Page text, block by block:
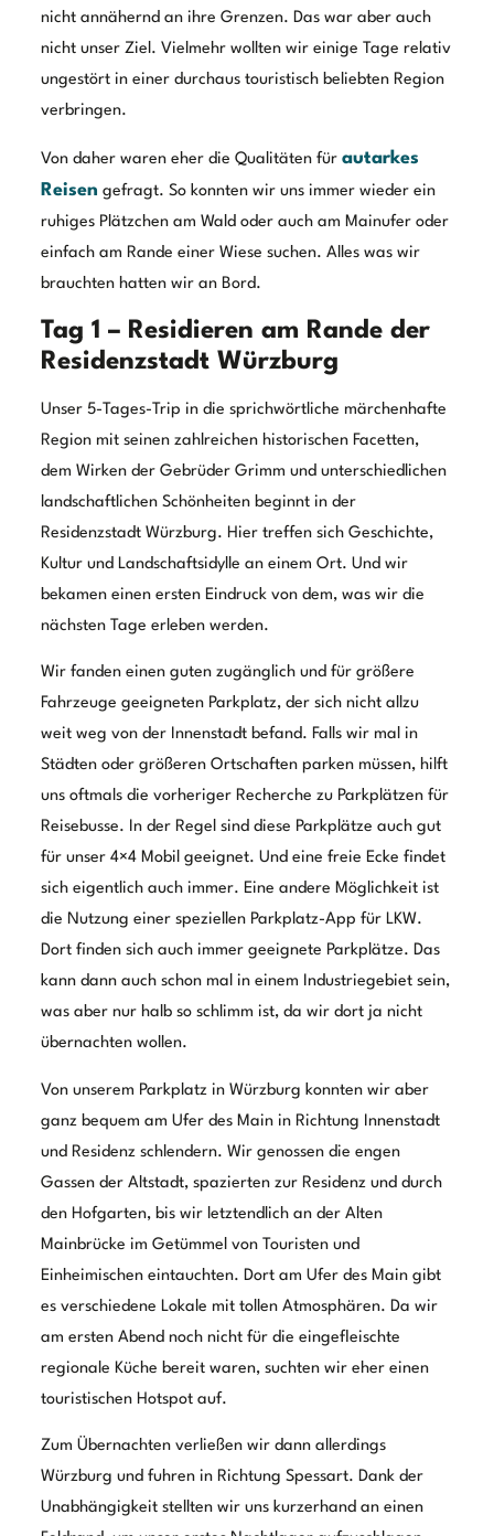
nicht annähernd an ihre Grenzen. Das war aber auch
nicht unser Ziel. Vielmehr wollten wir einige Tage relativ
ungestört in einer durchaus touristisch beliebten Region
verbringen.
Von daher waren eher die Qualitäten für autarkes
Reisen gefragt. So konnten wir uns immer wieder ein
ruhiges Plätzchen am Wald oder auch am Mainufer oder
einfach am Rande einer Wiese suchen. Alles was wir
brauchten hatten wir an Bord.
Tag 1 – Residieren am Rande der
Residenzstadt Würzburg
Unser 5-Tages-Trip in die sprichwörtliche märchenhafte
Region mit seinen zahlreichen historischen Facetten,
dem Wirken der Gebrüder Grimm und unterschiedlichen
landschaftlichen Schönheiten beginnt in der
Residenzstadt Würzburg. Hier treffen sich Geschichte,
Kultur und Landschaftsidylle an einem Ort. Und wir
bekamen einen ersten Eindruck von dem, was wir die
nächsten Tage erleben werden.
Wir fanden einen guten zugänglich und für größere
Fahrzeuge geeigneten Parkplatz, der sich nicht allzu
weit weg von der Innenstadt befand. Falls wir mal in
Städten oder größeren Ortschaften parken müssen, hilft
uns oftmals die vorheriger Recherche zu Parkplätzen für
Reisebusse. In der Regel sind diese Parkplätze auch gut
für unser 4×4 Mobil geeignet. Und eine freie Ecke findet
sich eigentlich auch immer. Eine andere Möglichkeit ist
die Nutzung einer speziellen Parkplatz-App für LKW.
Dort finden sich auch immer geeignete Parkplätze. Das
kann dann auch schon mal in einem Industriegebiet sein,
was aber nur halb so schlimm ist, da wir dort ja nicht
übernachten wollen.
Von unserem Parkplatz in Würzburg konnten wir aber
ganz bequem am Ufer des Main in Richtung Innenstadt
und Residenz schlendern. Wir genossen die engen
Gassen der Altstadt, spazierten zur Residenz und durch
den Hofgarten, bis wir letztendlich an der Alten
Mainbrücke im Getümmel von Touristen und
Einheimischen eintauchten. Dort am Ufer des Main gibt
es verschiedene Lokale mit tollen Atmosphären. Da wir
am ersten Abend noch nicht für die eingefleischte
regionale Küche bereit waren, suchten wir eher einen
touristischen Hotspot auf.
Zum Übernachten verließen wir dann allerdings
Würzburg und fuhren in Richtung Spessart. Dank der
Unabhängigkeit stellten wir uns kurzerhand an einen